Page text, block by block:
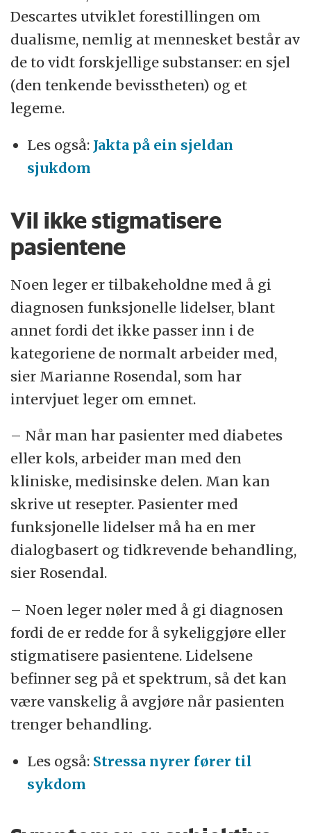
Descartes utviklet forestillingen om
dualisme, nemlig at mennesket består av
de to vidt forskjellige substanser: en sjel
(den tenkende bevisstheten) og et
legeme.
Les også: Jakta på ein sjeldan
sjukdom
Vil ikke stigmatisere
pasientene
Noen leger er tilbakeholdne med å gi
diagnosen funksjonelle lidelser, blant
annet fordi det ikke passer inn i de
kategoriene de normalt arbeider med,
sier Marianne Rosendal, som har
intervjuet leger om emnet.
– Når man har pasienter med diabetes
eller kols, arbeider man med den
kliniske, medisinske delen. Man kan
skrive ut resepter. Pasienter med
funksjonelle lidelser må ha en mer
dialogbasert og tidkrevende behandling,
sier Rosendal.
– Noen leger nøler med å gi diagnosen
fordi de er redde for å sykeliggjøre eller
stigmatisere pasientene. Lidelsene
befinner seg på et spektrum, så det kan
være vanskelig å avgjøre når pasienten
trenger behandling.
Les også: Stressa nyrer fører til
sykdom